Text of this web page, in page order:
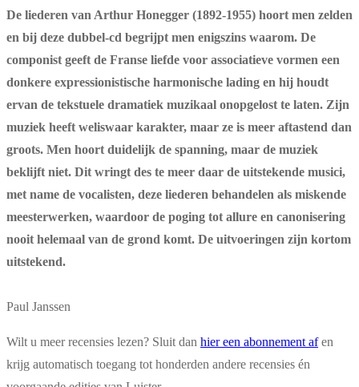
De liederen van Arthur Honegger (1892-1955) hoort men zelden
en bij deze dubbel-cd begrijpt men enigszins waarom. De
componist geeft de Franse liefde voor associatieve vormen een
donkere expressionistische harmonische lading en hij houdt
ervan de tekstuele dramatiek muzikaal onopgelost te laten. Zijn
muziek heeft weliswaar karakter, maar ze is meer aftastend dan
groots. Men hoort duidelijk de spanning, maar de muziek
beklijft niet. Dit wringt des te meer daar de uitstekende musici,
met name de vocalisten, deze liederen behandelen als miskende
meesterwerken, waardoor de poging tot allure en canonisering
nooit helemaal van de grond komt. De uitvoeringen zijn kortom
uitstekend.
Paul Janssen
Wilt u meer recensies lezen? Sluit dan hier een abonnement afen
krijg automatisch toegang tot honderden andere recensies én